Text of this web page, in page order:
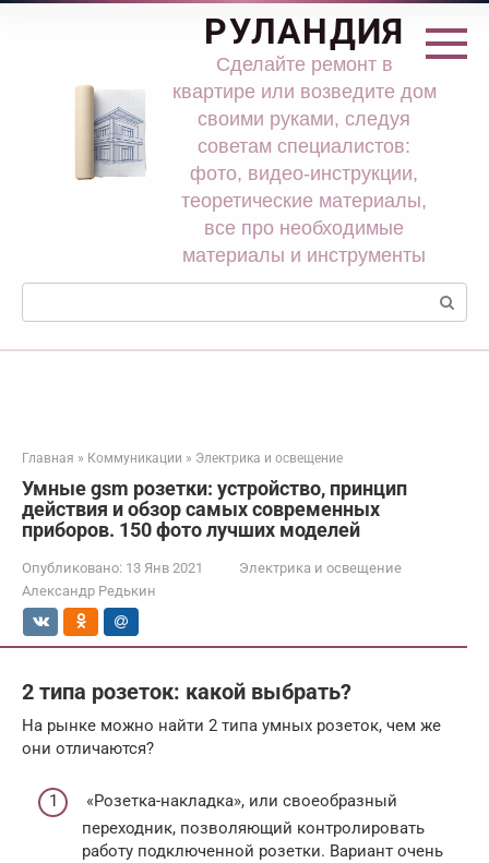
Перейти
РУЛАНДИЯ
Сделайте ремонт в
квартире или возведите дом
своими руками, следуя
советам специалистов:
фото, видео-инструкции,
теоретические материалы,
все про необходимые
материалы и инструменты
Поиск:
Главная » Коммуникации » Электрика и освещение
Умные gsm розетки: устройство, принцип
действия и обзор самых современных
приборов. 150 фото лучших моделей
Опубликовано: 13 Янв 2021
Электрика и освещение
Александр Редькин
2 типа розеток: какой выбрать?
На рынке можно найти 2 типа умных розеток, чем же
они отличаются?
«Розетка-накладка», или своеобразный
переходник, позволяющий контролировать
работу подключенной розетки. Вариант очень